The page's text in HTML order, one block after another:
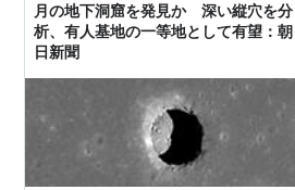
月の地下洞窟を発見か 深い縦穴を分
析、有人基地の一等地として有望：朝
日新聞